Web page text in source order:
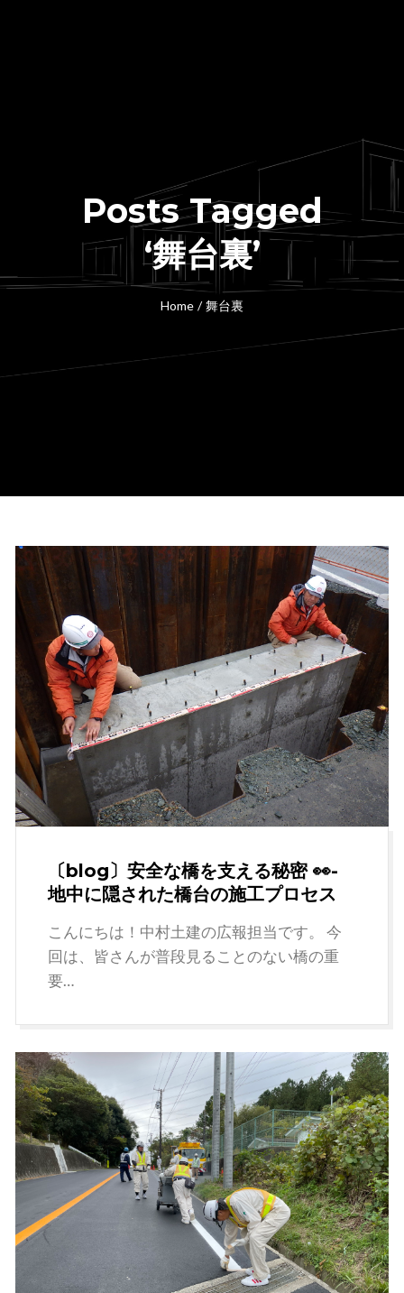
Posts Tagged
‘舞台裏’
Home /舞台裏
〔blog〕安全な橋を支える秘密 👀-
地中に隠された橋台の施工プロセス
こんにちは！中村土建の広報担当です。 今
回は、皆さんが普段見ることのない橋の重
要…